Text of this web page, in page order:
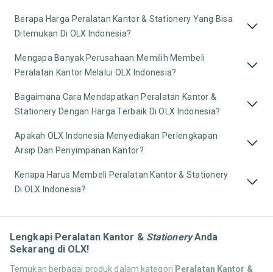
Berapa Harga Peralatan Kantor & Stationery Yang Bisa
Ditemukan Di OLX Indonesia?
Mengapa Banyak Perusahaan Memilih Membeli
Peralatan Kantor Melalui OLX Indonesia?
Bagaimana Cara Mendapatkan Peralatan Kantor &
Stationery Dengan Harga Terbaik Di OLX Indonesia?
Apakah OLX Indonesia Menyediakan Perlengkapan
Arsip Dan Penyimpanan Kantor?
Kenapa Harus Membeli Peralatan Kantor & Stationery
Di OLX Indonesia?
Lengkapi Peralatan Kantor & StationeryAnda
Sekarang di OLX!
Temukan berbagai produk dalam kategori Peralatan Kantor &